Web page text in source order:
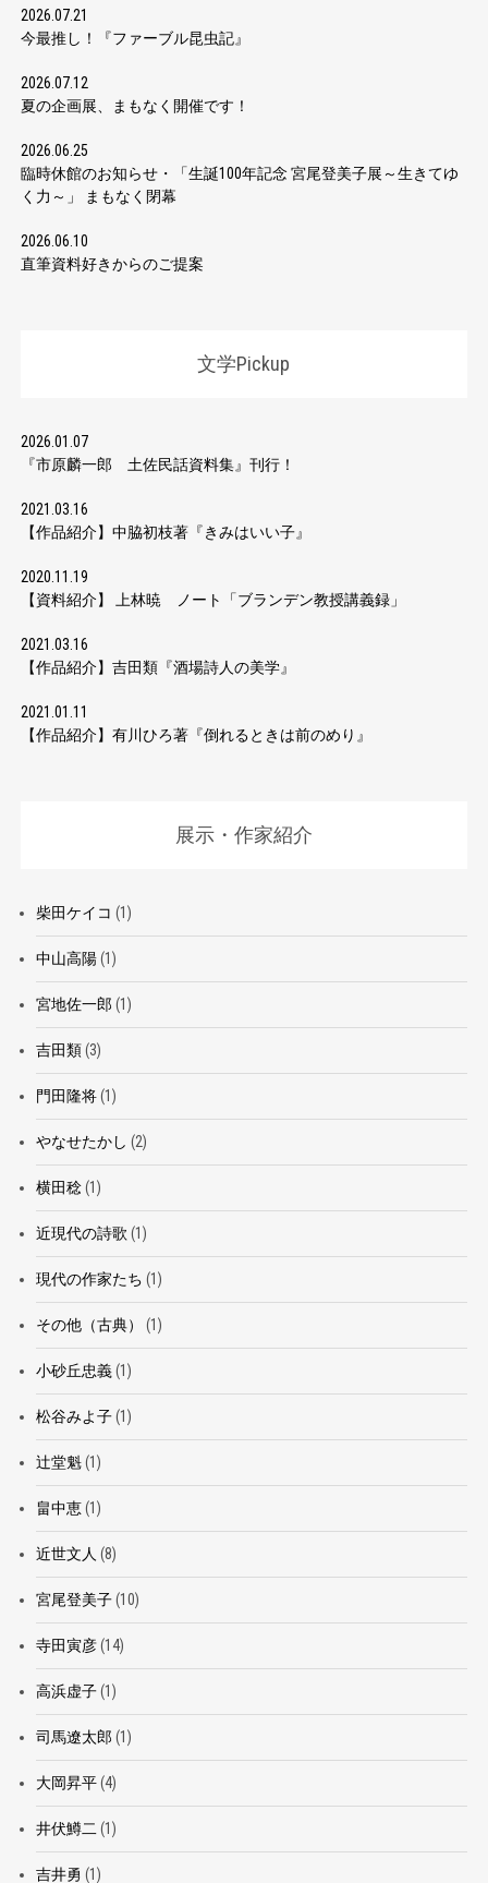
2026.07.21
今最推し！『ファーブル昆虫記』
2026.07.12
夏の企画展、まもなく開催です！
2026.06.25
臨時休館のお知らせ・「生誕100年記念 宮尾登美子展～生きてゆ
く力～」 まもなく閉幕
2026.06.10
直筆資料好きからのご提案
文学Pickup
2026.01.07
『市原麟一郎 土佐民話資料集』刊行！
2021.03.16
【作品紹介】中脇初枝著『きみはいい子』
2020.11.19
【資料紹介】 上林暁 ノート「ブランデン教授講義録」
2021.03.16
【作品紹介】吉田類『酒場詩人の美学』
2021.01.11
【作品紹介】有川ひろ著『倒れるときは前のめり』
展示・作家紹介
柴田ケイコ (1)
中山高陽(1)
宮地佐一郎 (1)
吉田類(3)
門田隆将(1)
やなせたかし (2)
横田稔(1)
近現代の詩歌 (1)
現代の作家たち (1)
その他（古典） (1)
小砂丘忠義(1)
松谷みよ子(1)
辻堂魁(1)
畠中恵(1)
近世文人 (8)
宮尾登美子(10)
寺田寅彦(14)
高浜虚子(1)
司馬遼太郎 (1)
大岡昇平(4)
井伏鱒二 (1)
吉井勇 (1)